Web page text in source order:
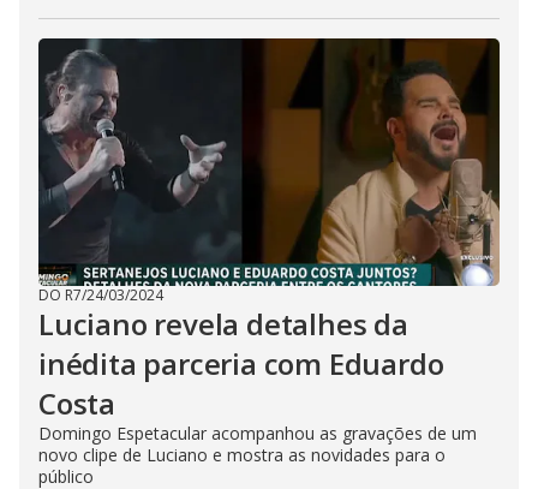
DO R7/24/03/2024
Luciano revela detalhes da
inédita parceria com Eduardo
Costa
Domingo Espetacular acompanhou as gravações de um
novo clipe de Luciano e mostra as novidades para o
público